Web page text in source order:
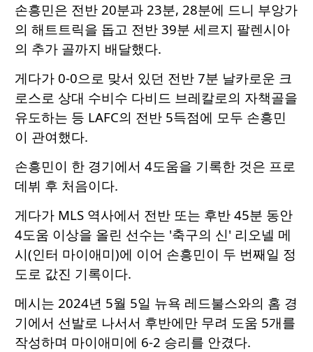
손흥민은 전반 20분과 23분, 28분에 드니 부앙가
의 해트트릭을 돕고 전반 39분 세르지 팔렌시아
의 추가 골까지 배달했다.
게다가 0-0으로 맞서 있던 전반 7분 날카로운 크
로스로 상대 수비수 다비드 브레칼로의 자책골을
유도하는 등 LAFC의 전반 5득점에 모두 손흥민
이 관여했다.
손흥민이 한 경기에서 4도움을 기록한 것은 프로
데뷔 후 처음이다.
게다가 MLS 역사에서 전반 또는 후반 45분 동안
4도움 이상을 올린 선수는 '축구의 신' 리오넬 메
시(인터 마이애미)에 이어 손흥민이 두 번째일 정
도로 값진 기록이다.
메시는 2024년 5월 5일 뉴욕 레드불스와의 홈 경
기에서 선발로 나서서 후반에만 무려 도움 5개를
작성하며 마이애미에 6-2 승리를 안겼다.